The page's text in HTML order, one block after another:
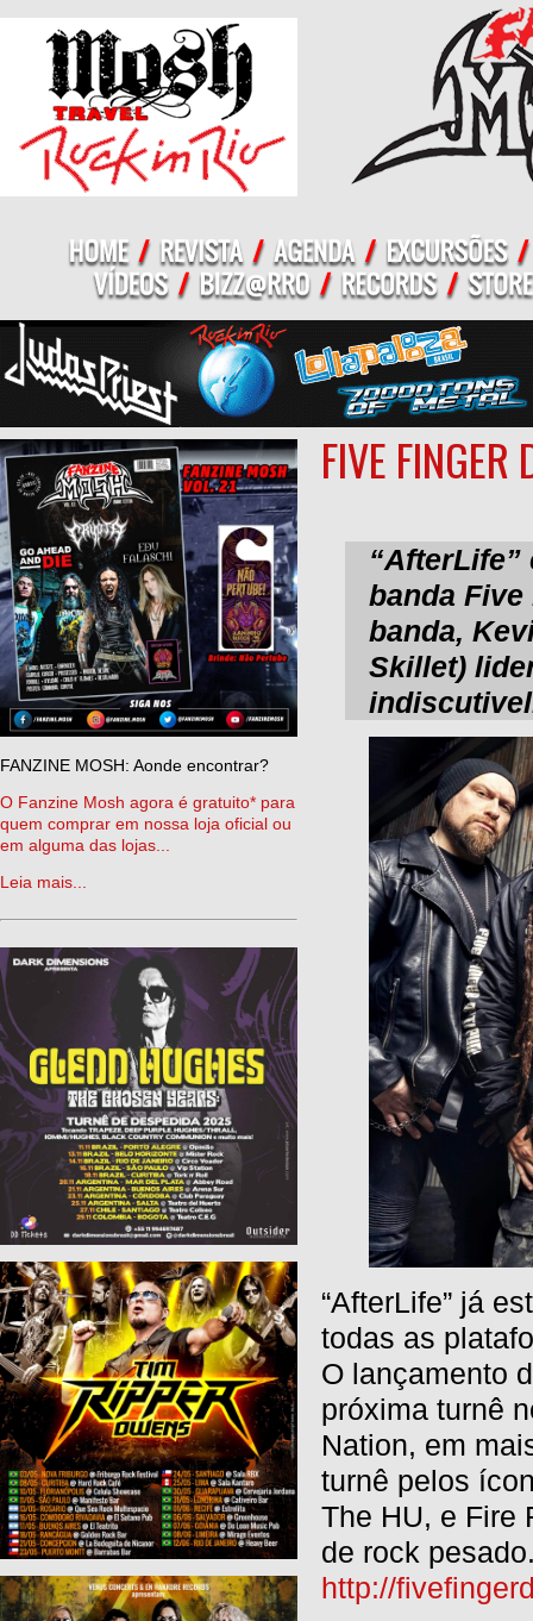
FANZINE MOSH: Aonde encontrar?
O Fanzine Mosh agora é gratuito* para
quem comprar em nossa loja oficial ou
em alguma das lojas...
Leia mais...
FIVE FINGER
banda
banda,
Skillet)
“AfterLife” já
todas as
O lançamento
próxima turnê
Nation, em
turnê pelos
The HU, e Fire
de rock
http://